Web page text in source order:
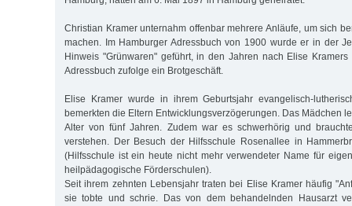
Christian Kramer unternahm offenbar mehrere Anläufe, um sich
machen. Im Hamburger Adressbuch von 1900 wurde er in der
Hinweis "Grünwaren" geführt, in den Jahren nach Elise
Adressbuch zufolge ein Brotgeschäft.
Elise Kramer wurde in ihrem Geburtsjahr evangelisch-
bemerkten die Eltern Entwicklungsverzögerungen. Das Mädchen
Alter von fünf Jahren. Zudem war es schwerhörig und
verstehen. Der Besuch der Hilfsschule Rosenallee in
(Hilfsschule ist ein heute nicht mehr verwendeter Name für
heilpädagogische Förderschulen).
Seit ihrem zehnten Lebensjahr traten bei Elise Kramer häufig
sie tobte und schrie. Das von dem behandelnden Hausarzt